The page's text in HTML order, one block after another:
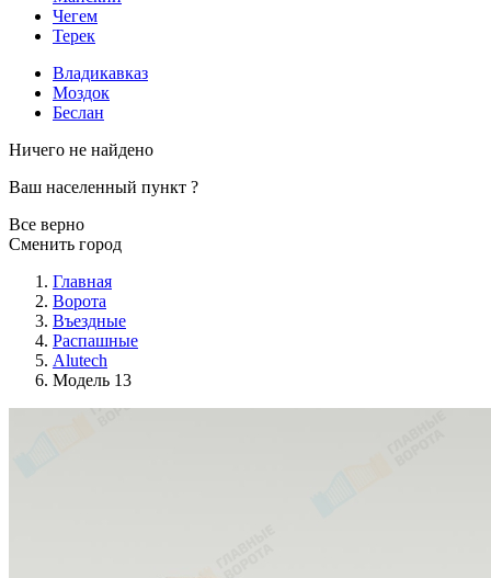
Чегем
Терек
Владикавказ
Моздок
Беслан
Ничего не найдено
Ваш населенный пункт ?
Все верно
Сменить город
Главная
Ворота
Въездные
Распашные
Alutech
Модель 13